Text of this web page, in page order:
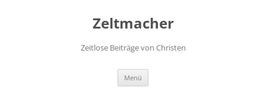
Zeltmacher
Zeitlose Beiträge von Christen
Menü